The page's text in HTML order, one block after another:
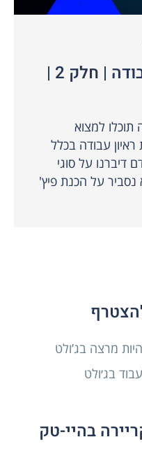
המדריך לראיונות עבודה | חלק 2 |
תוכלו למצוא
עבודה בכלל
דיברנו על סוגי
נסביר על הכנת פיץ'
מרצה בג’ולט
בג׳ולט
בהיי-טק